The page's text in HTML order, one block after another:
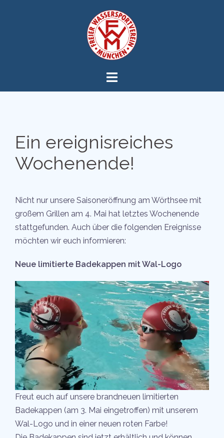
Ein ereignisreiches
Wochenende!
Nicht nur unsere Saisoneröffnung am Wörthsee mit
großem Grillen am 4. Mai hat letztes Wochenende
stattgefunden. Auch über die folgenden Ereignisse
möchten wir euch informieren:
Neue limitierte Badekappen mit Wal-Logo
Freut euch auf unsere brandneuen limitierten
Badekappen (am 3. Mai eingetroffen) mit unserem
Wal-Logo und in einer neuen roten Farbe!